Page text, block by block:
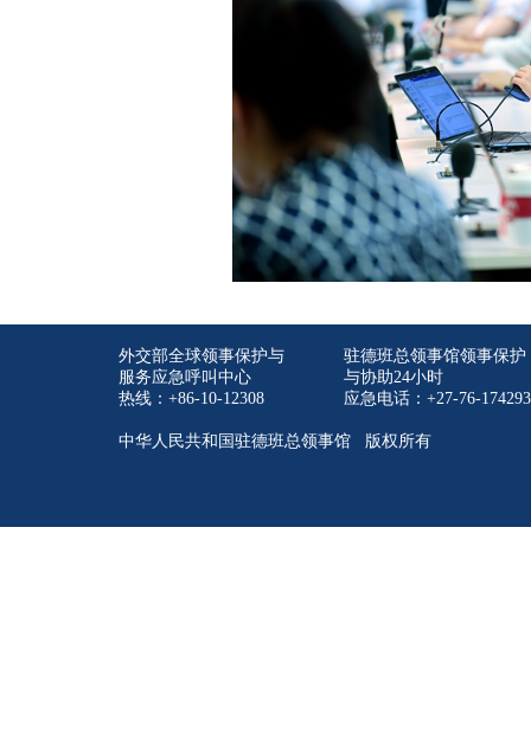
外交部全球领事保护与
服务应急呼叫中心
热线：+86-10-12308
驻德班总领事馆领事保护
与协助24小时
应急电话：+27-76-
中华人民共和国驻德班总领事馆 版权所有